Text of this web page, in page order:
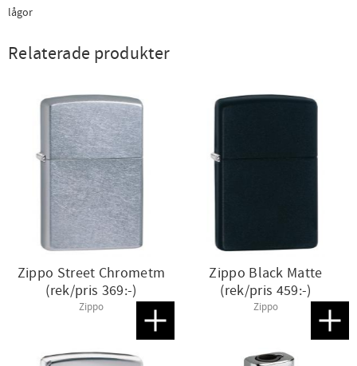
lågor
Relaterade produkter
Zippo Street Chrometm
(rek/pris 369:-)
Zippo
Lägg till i favoriter
Zippo Black Matte
(rek/pris 459:-)
Zippo